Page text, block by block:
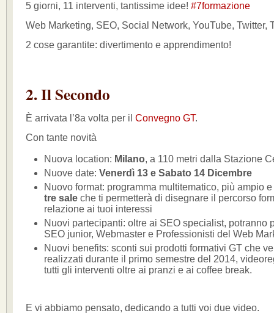
5 giorni, 11 interventi, tantissime idee! #7formazione
Web Marketing, SEO, Social Network, YouTube, Twitter,
2 cose garantite: divertimento e apprendimento!
2. Il Secondo
È arrivata l’8a volta per il Convegno GT.
Con tante novità
Nuova location: Milano, a 110 metri dalla Stazione
Nuove date: Venerdì 13 e Sabato 14 Dicembre
Nuovo format: programma multitematico, più ampio
tre sale che ti permetterà di disegnare il percorso
relazione ai tuoi interessi
Nuovi partecipanti: oltre ai SEO specialist, potranno
SEO junior, Webmaster e Professionisti del Web
Nuovi benefits: sconti sui prodotti formativi GT che
realizzati durante il primo semestre del 2014,
tutti gli interventi oltre ai pranzi e ai coffee break.
E vi abbiamo pensato, dedicando a tutti voi due video.